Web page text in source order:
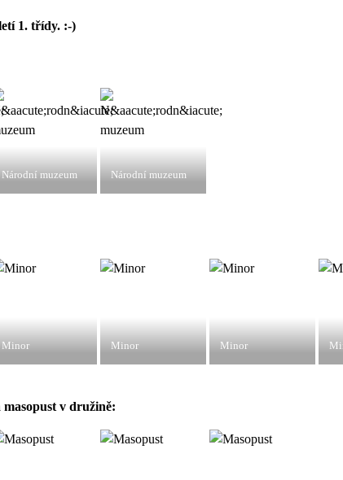
1. třídy. :-)
Národní muzeum Národní muzeum
Minor Minor Minor
v družině: